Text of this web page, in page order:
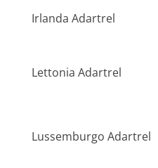
Irlanda Adartrel
Lettonia Adartrel
Lussemburgo Adartrel